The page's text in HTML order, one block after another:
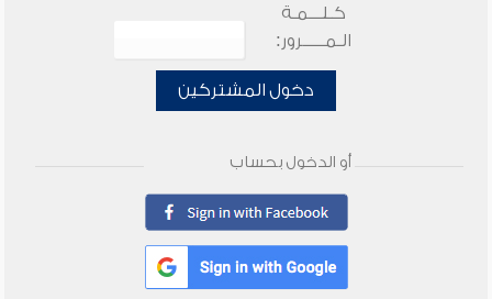
كـلـــمـة
الـمـــــرور:
دخول المشتركين
أو الدخول بحساب